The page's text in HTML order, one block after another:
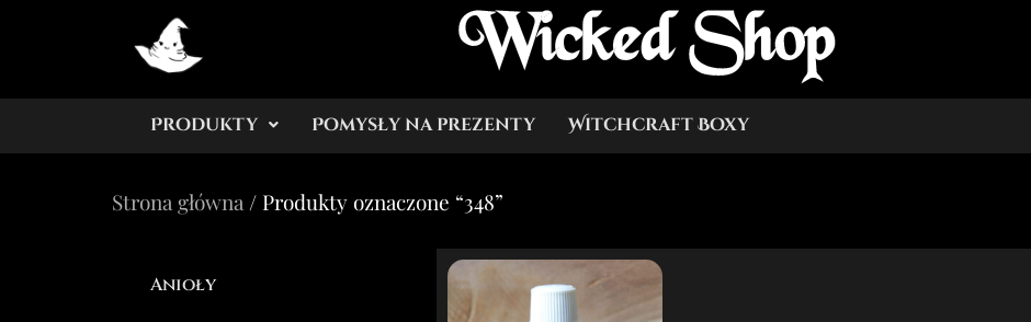
Wicked Shop
Produkty Pomysły na prezenty Witchcraft Boxy
Strona główna / Produkty oznaczone “348”
Anioły